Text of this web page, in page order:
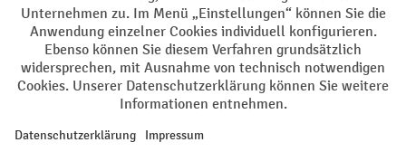
Barrierefreiheit Privacy Settings
Alle Preise exkl. gesetzl. Mehrwertsteuer zzgl.Versandkostenund ggf.
Nachnahmegebühren, wenn nicht anders angegeben.
¹ Der Rabatt gilt so lange der Vorrat reicht. Der Rabatt gilt nicht auf
oder Gutscheinen ist nicht möglich. | ² Der Rabatt wird einmalig bei